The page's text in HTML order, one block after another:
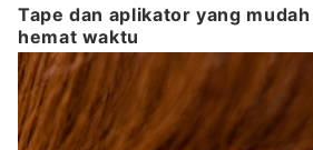
Tape dan aplikator yang
hemat waktu